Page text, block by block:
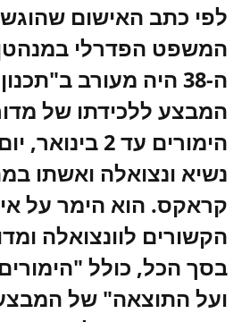
לפי כתב האישום
המשפט הפדרלי במנהטן,
ה-38 היה מעורב
המבצע ללכידתו של
הימורים עד 2
נשיא ונצואלה ואשתו
קראקס. הוא הימר על
בסך הכל, כולל
ועל התוצאה" של